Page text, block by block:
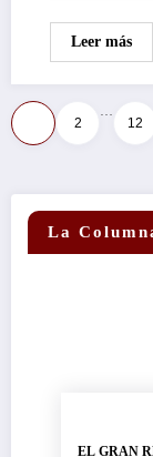
Leer más
2
…
12
La
EL GRAN